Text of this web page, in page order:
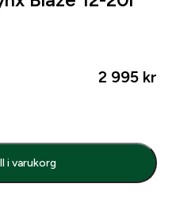
2 995 kr
i varukorg